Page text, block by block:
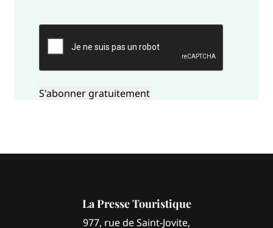
CAPTCHA
La Presse Touristique
977, rue de Saint-Jovite,